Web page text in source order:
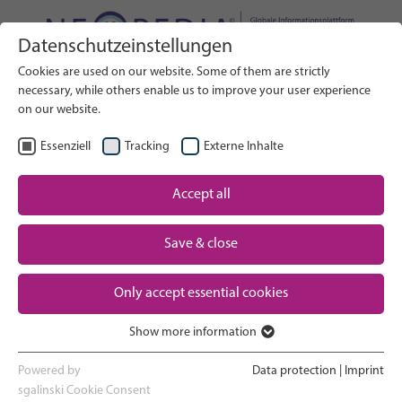
SUCHE
DE Sprache wählen
Neugeborenen-Versorgung:
Auf der Neugeborenen-
Intensivstation
Nach Hause gehen und Heranwachsen
Webseite durchsuchen
Startseite
Partner
Contact
Datenschutzeinstellungen
Cookies are used on our website. Some of them are strictly
necessary, while others enable us to improve your user experience
on our website.
Essenziell Tracking Externe Inhalte
Accept all
Save & close
Only accept essential cookies
Essenzielle Cookies werden für grundlegende Funktionen der
Webseite benötigt. Dadurch ist gewährleistet, dass die Webseite
Show more information
Powered by
sgalinski Cookie Consent
Data protection Imprint